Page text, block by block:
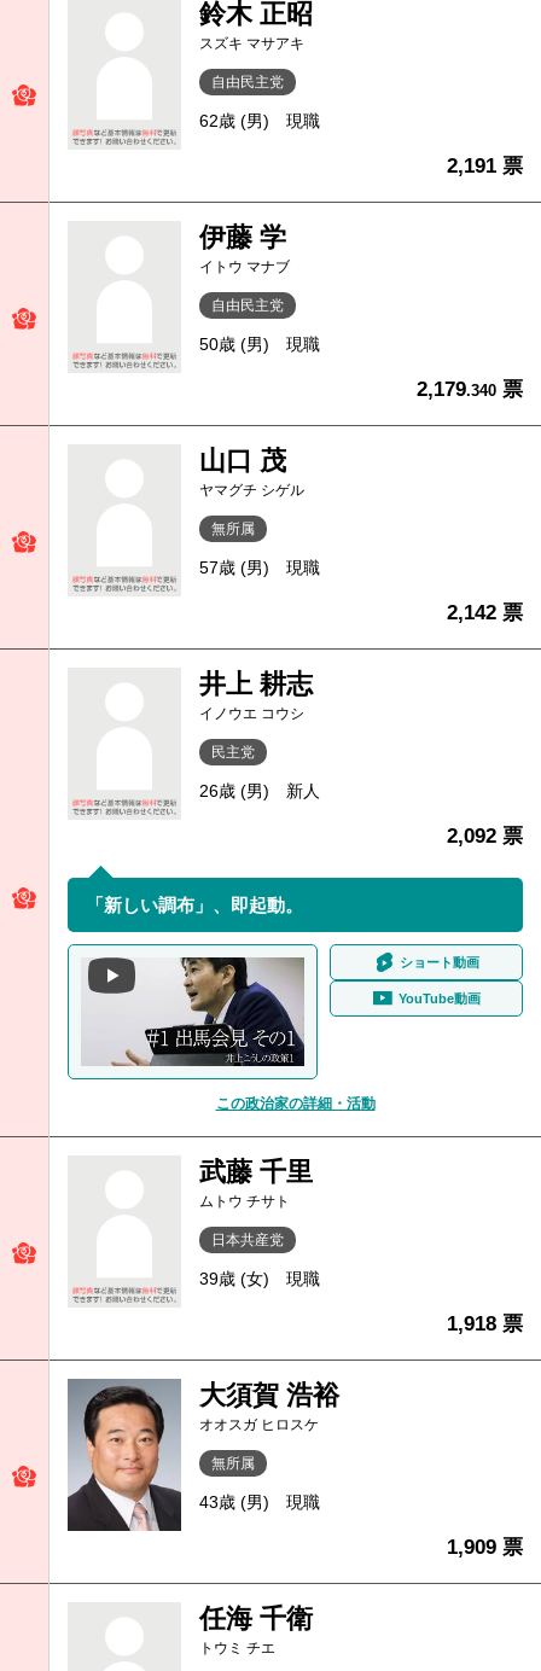
鈴木 正昭
スズキ マサアキ
自由民主党
62歳 (男) 現職
2,191 票
伊藤 学
イトウ マナブ
自由民主党
50歳 (男) 現職
2,179.340 票
山口 茂
ヤマグチ シゲル
無所属
57歳 (男) 現職
2,142 票
井上 耕志
イノウエ コウシ
民主党
26歳 (男) 新人
2,092 票
「新しい調布」、即起動。
ショート動画
YouTube動画
この政治家の詳細・活動
武藤 千里
ムトウ チサト
日本共産党
39歳 (女) 現職
1,918 票
大須賀 浩裕
オオスガ ヒロスケ
無所属
43歳 (男) 現職
1,909 票
任海 千衛
トウミ チエ